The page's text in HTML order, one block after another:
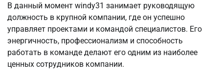
В данный момент windy31 занимает руководящую
должность в крупной компании, где он успешно
управляет проектами и командой специалистов. Его
энергичность, профессионализм и способность
работать в команде делают его одним из наиболее
ценных сотрудников компании.